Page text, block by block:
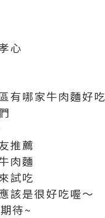
心
有哪家牛肉麵好吃
推薦
肉麵
試吃
該是很好吃喔～
待~